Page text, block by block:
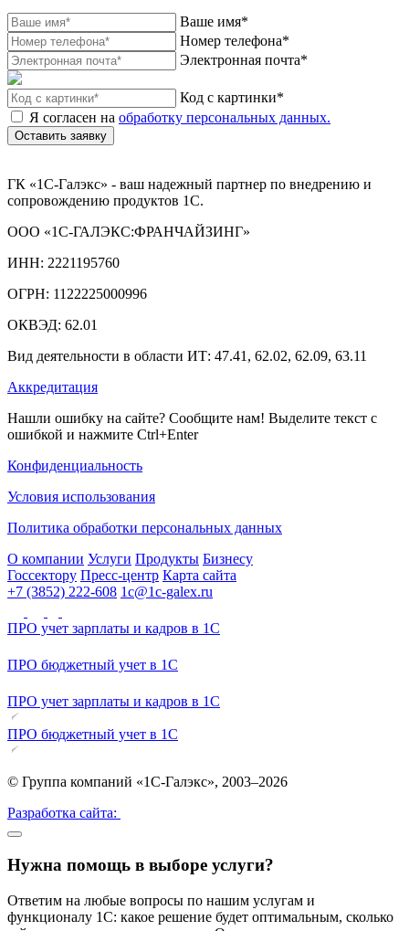
Ваше имя*
Номер телефона*
Электронная почта*
Код с картинки*
Я согласен на обработку персональных данных.
Оставить заявку
ГК «1С-Галэкс» - ваш надежный партнер по внедрению и
сопровождению продуктов 1С.
ООО «1С-ГАЛЭКС:ФРАНЧАЙЗИНГ»
ИНН: 2221195760
ОГРН: 1122225000996
ОКВЭД: 62.01
Вид деятельности в области ИТ: 47.41, 62.02, 62.09, 63.11
Аккредитация
Нашли ошибку на сайте? Сообщите нам! Выделите текст с
ошибкой и нажмите Ctrl+Enter
Конфиденциальность
Условия использования
Политика обработки персональных данных
О компании Услуги Продукты Бизнесу
Госсектору Пресс-центр Карта сайта
+7 (3852) 222-608 1c@1c-galex.ru
ПРО учет зарплаты и кадров в 1С
ПРО бюджетный учет в 1С
ПРО учет зарплаты и кадров в 1С
ПРО бюджетный учет в 1С
© Группа компаний «1С-Галэкс», 2003–2026
Разработка сайта:
Нужна помощь в выборе услуги?
Ответим на любые вопросы по нашим услугам и
функционалу 1С: какое решение будет оптимальным, сколько